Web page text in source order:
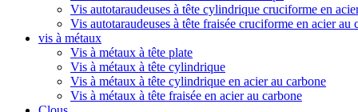
Vis autotaraudeuses à tête cylindrique cruciforme en
Vis autotaraudeuses à tête fraisée cruciforme en acier au
vis à métaux
Vis à métaux à tête plate
Vis à métaux à tête cylindrique
Vis à métaux à tête cylindrique en acier au carbone
Vis à métaux à tête fraisée en acier au carbone